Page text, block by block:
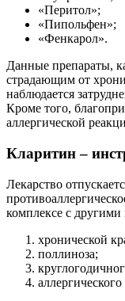
«Перитол»;
«Пипольфен»;
«Фенкарол».
Данные препараты,
страдающим от
наблюдается
Кроме того,
аллергической
Кларитин –
Лекарство
комплексе с
хронической
поллиноза;